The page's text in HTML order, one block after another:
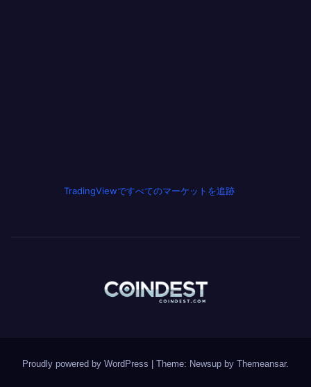
TradingViewですべてのマーケットを追跡
Proudly powered by WordPress Theme: Newsup by Themeansar.